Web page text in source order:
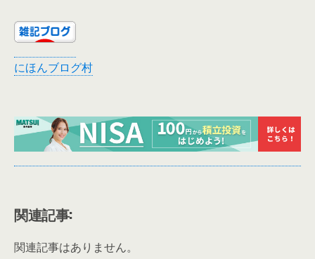
にほんブログ村
関連記事:
関連記事はありません。